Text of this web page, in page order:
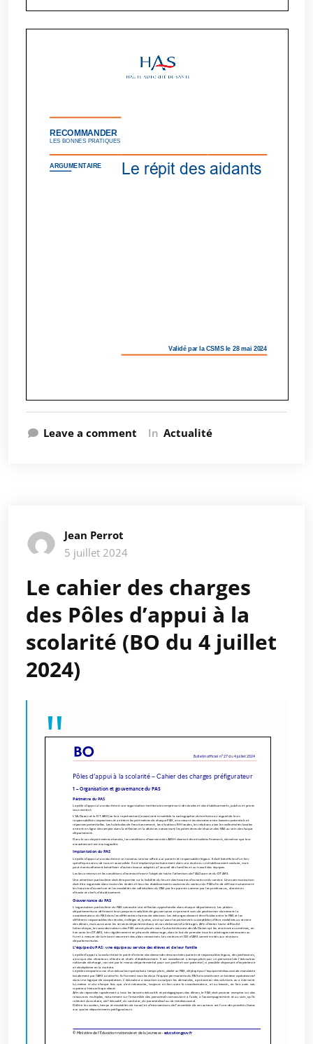
Leave a comment In Actualité
Jean Perrot
5 juillet 2024
Le cahier des charges
des Pôles d’appui à la
scolarité (BO du 4 juillet
2024)